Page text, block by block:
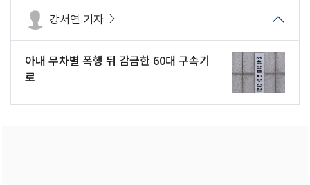
강서연 기자
아내 무차별 폭행 뒤 감금한 60대 구속기
로